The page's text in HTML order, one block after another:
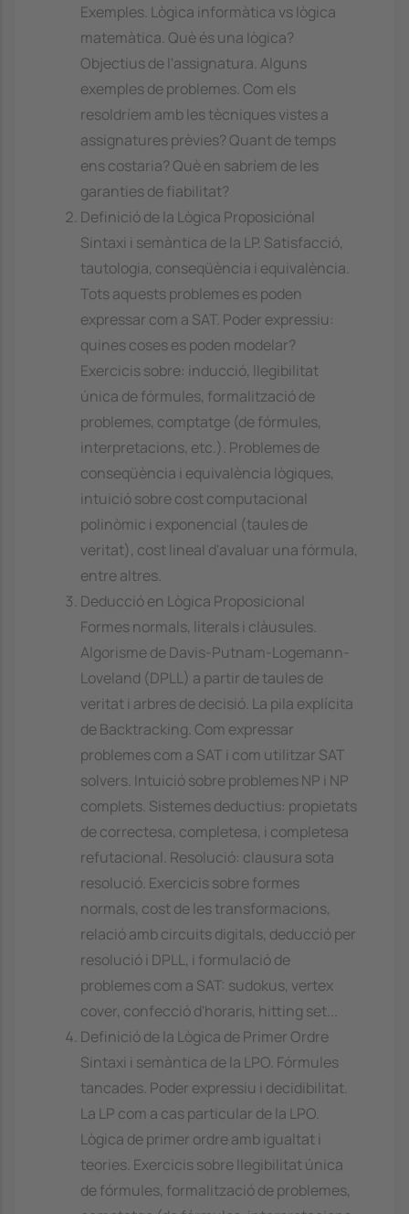
Exemples. Lògica informàtica vs lògica
matemàtica. Què és una lògica?
Objectius de l'assignatura. Alguns
exemples de problemes. Com els
resoldríem amb les tècniques vistes a
assignatures prèvies? Quant de temps
ens costaria? Què en sabríem de les
garanties de fiabilitat?
Definició de la Lògica Proposiciónal
Sintaxi i semàntica de la LP. Satisfacció,
tautologia, conseqüència i equivalència.
Tots aquests problemes es poden
expressar com a SAT. Poder expressiu:
quines coses es poden modelar?
Exercicis sobre: inducció, llegibilitat
única de fórmules, formalització de
problemes, comptatge (de fórmules,
interpretacions, etc.). Problemes de
conseqüència i equivalència lògiques,
intuició sobre cost computacional
polinòmic i exponencial (taules de
veritat), cost lineal d'avaluar una fórmula,
entre altres.
Deducció en Lògica Proposicional
Formes normals, literals i clàusules.
Algorisme de Davis-Putnam-Logemann-
Loveland (DPLL) a partir de taules de
veritat i arbres de decisió. La pila explícita
de Backtracking. Com expressar
problemes com a SAT i com utilitzar SAT
solvers. Intuició sobre problemes NP i NP
complets. Sistemes deductius: propietats
de correctesa, completesa, i completesa
refutacional. Resolució: clausura sota
resolució. Exercicis sobre formes
normals, cost de les transformacions,
relació amb circuits digitals, deducció per
resolució i DPLL, i formulació de
problemes com a SAT: sudokus, vertex
cover, confecció d'horaris, hitting set...
Definició de la Lògica de Primer Ordre
Sintaxi i semàntica de la LPO. Fórmules
tancades. Poder expressiu i decidibilitat.
La LP com a cas particular de la LPO.
Lògica de primer ordre amb igualtat i
teories. Exercicis sobre llegibilitat única
de fórmules, formalització de problemes,